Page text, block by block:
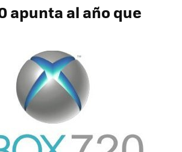
apunta al año que